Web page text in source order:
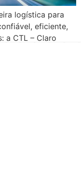
logística para
eficiente,
a CTL – Claro